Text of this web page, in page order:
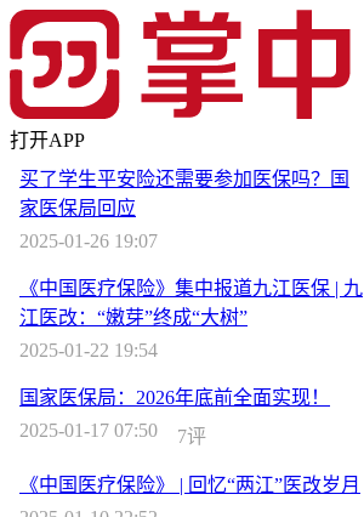
打开APP
买了学生平安险还需要参加医保吗？国
家医保局回应
2025-01-26 19:07
《中国医疗保险》集中报道九江医保 | 九
江医改：“嫩芽”终成“大树”
2025-01-22 19:54
国家医保局：2026年底前全面实现！
2025-01-17 07:50
7评
《中国医疗保险》 | 回忆“两江”医改岁月